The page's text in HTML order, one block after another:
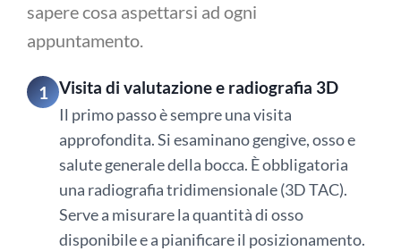
sapere cosa aspettarsi ad ogni
appuntamento.
1 Visita di valutazione e radiografia 3D
Il primo passo è sempre una visita
approfondita. Si esaminano gengive, osso e
salute generale della bocca. È obbligatoria
una radiografia tridimensionale (3D TAC).
Serve a misurare la quantità di osso
disponibile e a pianificare il posizionamento.